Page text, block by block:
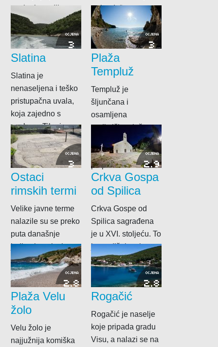
osoba izgradila
početkom XVII.st.
kako bi obranila...
„pripada“
istoimenom mjestu
iznad nje. Uvala je
iznimno zatvorena...
OCJENA
3
Slatina
Slatina je
nenaseljena i teško
pristupačna uvala,
koja zajedno s
uvalama Tiha i
Gradac čini trokraku
uvalu, sa...
OCJENA
3
Plaža
Templuž
Templuž je
šljunčana i
osamljena
nudistička plaža,
ograđena visokim
stijenama i stoga
potpuno intimna.
OCJENA
3
Ostaci
rimskih termi
Velike javne terme
nalazile su se preko
puta današnje
jedine benzinske
postaje na otoku.
Njihovi nekadašnji
zidovi srušeni...
OCJENA
2.9
Crkva Gospa
od Spilica
Crkva Gospe od
Spilica sagrađena
je u XVI. stoljeću. To
je središnja crkva
grada Visa
smještena između
dva...
OCJENA
2.8
Plaža Velu
žolo
Velu žolo je
najjužnija komiška
OCJENA
2.8
Rogačić
Rogačić je naselje
koje pripada gradu
Visu, a nalazi se na